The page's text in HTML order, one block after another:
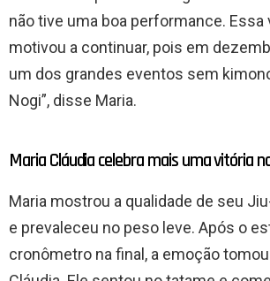
não tive uma boa performance. Essa
motivou a continuar, pois em
um dos grandes eventos sem
Nogi”, disse Maria.
Maria Cláudia celebra mais uma vitória
Maria mostrou a qualidade de seu
e prevaleceu no peso leve. Após o
cronômetro na final, a emoção